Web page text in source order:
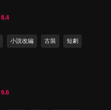
8.4
小說改編 古裝 短劇
9.6